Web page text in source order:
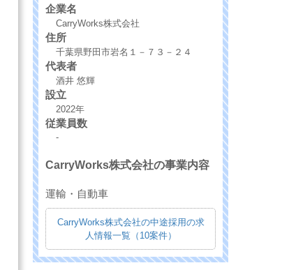
企業名
CarryWorks株式会社
住所
千葉県野田市岩名１－７３－２４
代表者
酒井 悠輝
設立
2022年
従業員数
-
CarryWorks株式会社の事業内容
運輸・自動車
CarryWorks株式会社の中途採用の求
人情報一覧（10案件）